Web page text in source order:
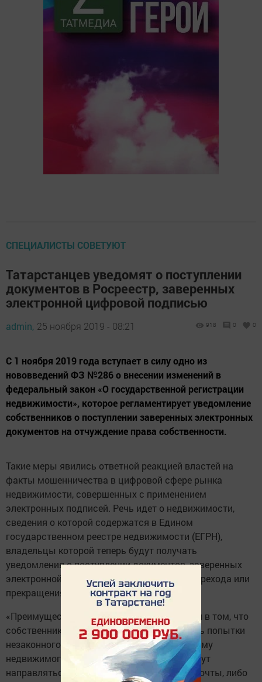
СПЕЦИАЛИСТЫ СОВЕТУЮТ
Татарстанцев уведомят о поступлении
документов в Росреестр, заверенных
электронной цифровой подписью
admin, 25 ноября 2019 - 08:21 918 0 0
С 1 ноября 2019 года вступает в силу одно из
нововведений ФЗ №286 о внесении изменений в
федеральный закон «О государственной регистрации
недвижимости», которое регламентирует уведомление
собственников о поступлении заверенных электронных
документов на отчуждение права собственности.
Такие меры явились ответной реакцией властей на
факты мошенничества в цифровой сфере рынка
недвижимости, совершенных с применением
электронных подписей. Речь идет о недвижимости,
сведения о которой содержатся в Едином
государственном реестре недвижимости (ЕГРН),
владельцы которой теперь будут получать
уведомления о поступлении документов, заверенных
электронной подписью, для регистрации перехода или
прекращения права собственности.
«Преимущество нововведения заключается в том, что
собственник сможет своевременно выявить попытки
незаконного присвоения принадлежащего ему
недвижимого имущества. Уведомления будут
направляться либо на адрес электронной почты, либо